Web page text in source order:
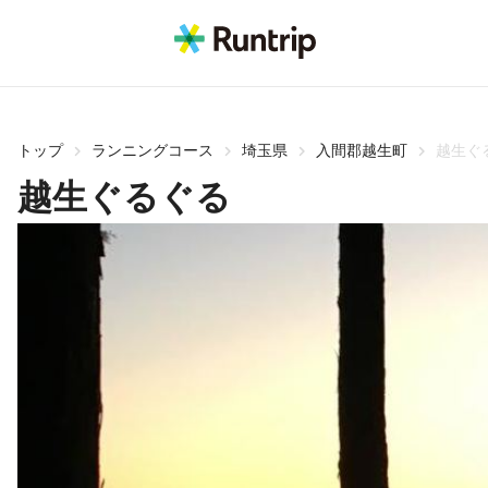
トップ ランニングコース 埼玉県 入間郡越生町 越生ぐ
越生ぐるぐる